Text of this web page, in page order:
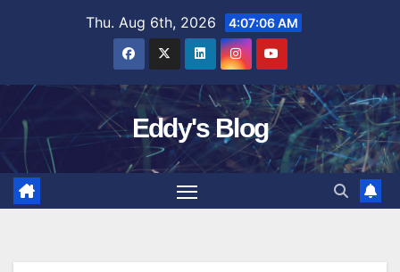
Thu. Aug 6th, 2026 4:07:07 AM
Eddy's Blog